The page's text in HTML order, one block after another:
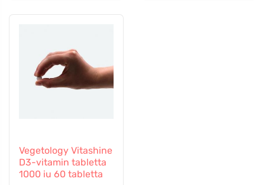
Vegetology Vitashine
D3-vitamin tabletta
1000 iu 60 tabletta